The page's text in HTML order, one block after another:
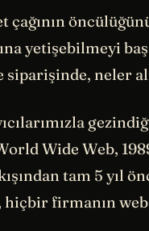
çağının
yetişebilmeyi
neler
Wide Web,
tam 5 yıl
firmanın